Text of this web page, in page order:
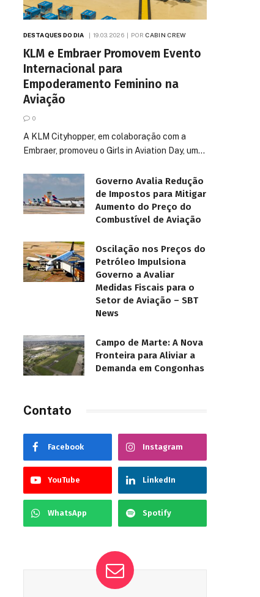
DESTAQUES DO DIA 19.03.2026 POR CABIN CREW
KLM e Embraer Promovem Evento
Internacional para
Empoderamento Feminino na
Aviação
0
A KLM Cityhopper, em colaboração com a
Embraer, promoveu o Girls in Aviation Day, um…
Governo Avalia Redução
de Impostos para Mitigar
Aumento do Preço do
Combustível de Aviação
Oscilação nos Preços do
Petróleo Impulsiona
Governo a Avaliar
Medidas Fiscais para o
Setor de Aviação – SBT
News
Campo de Marte: A Nova
Fronteira para Aliviar a
Demanda em Congonhas
Contato
Facebook Instagram
YouTube LinkedIn
WhatsApp Spotify